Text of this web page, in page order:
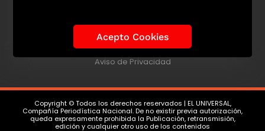
Historia de los Mundiales Lo viral
Anécdotas Mundialistas
Las Figuras Tendencias Directorio
Aviso de Privacidad
Copyright © Todos los derechos reservados | EL UNIVERSAL,
Compañía Periodística Nacional. De no existir previa autorización,
queda expresamente prohibida la Publicación, retransmisión,
edición y cualquier otro uso de los contenidos
Acepto Cookies